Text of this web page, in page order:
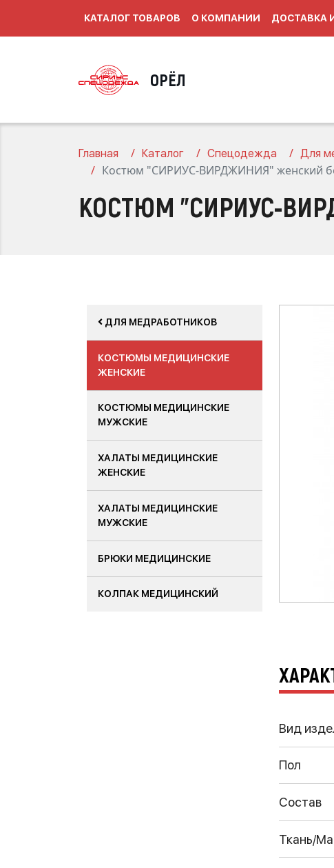
КАТАЛОГ ТОВАРОВ О КОМПАНИИ ДОСТАВКА
ОРЁЛ
Главная Каталог Спецодежда Для
Костюм "СИРИУС-ВИРДЖИНИЯ" женский
КОСТЮМ "СИРИУС-
ДЛЯ МЕДРАБОТНИКОВ
КОСТЮМЫ МЕДИЦИНСКИЕ
ЖЕНСКИЕ
КОСТЮМЫ МЕДИЦИНСКИЕ
МУЖСКИЕ
ХАЛАТЫ МЕДИЦИНСКИЕ
ЖЕНСКИЕ
ХАЛАТЫ МЕДИЦИНСКИЕ
МУЖСКИЕ
БРЮКИ МЕДИЦИНСКИЕ
КОЛПАК МЕДИЦИНСКИЙ
Вид
Пол
Состав
Ткань/